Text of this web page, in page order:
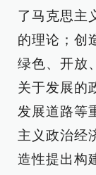
了马克思主
的理论；创
绿色、开放
关于发展的
发展道路等
主义政治经
造性提出构